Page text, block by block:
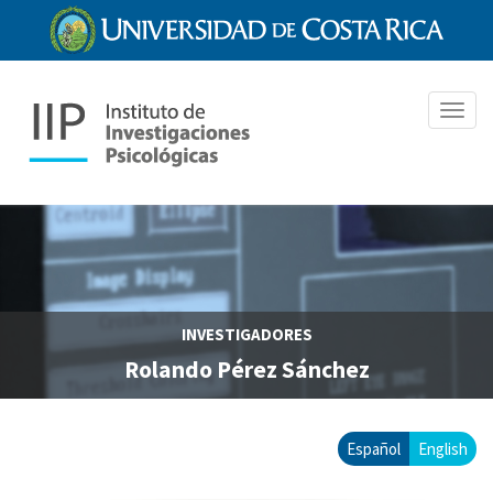
contenido
INVESTIGADORES
Rolando Pérez Sánchez
Español English